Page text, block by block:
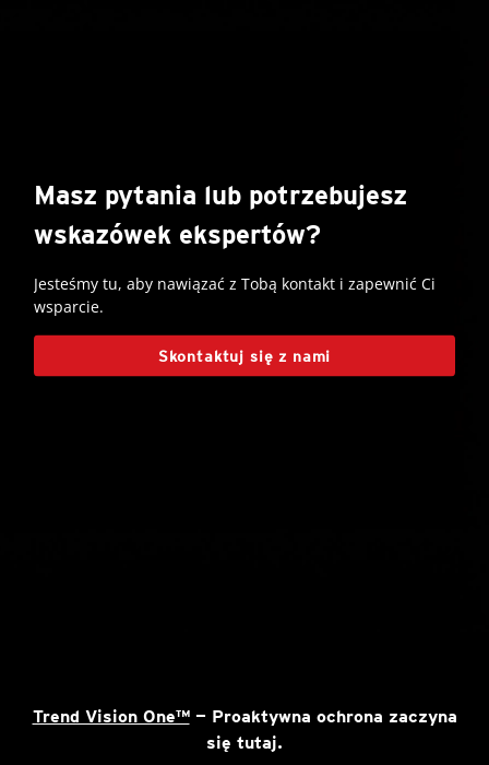
Masz pytania lub potrzebujesz
wskazówek ekspertów?
Jesteśmy tu, aby nawiązać z Tobą kontakt i zapewnić Ci
wsparcie.
Skontaktuj się z nami
Trend Vision One™— Proaktywna ochrona zaczyna
się tutaj.